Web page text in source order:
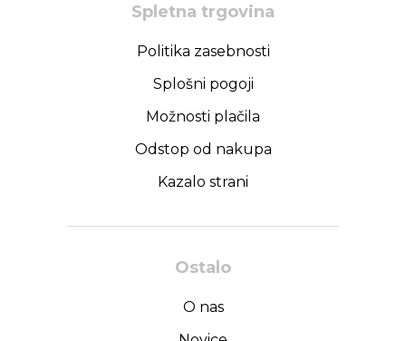
Spletna trgovina
Politika zasebnosti
Splošni pogoji
Možnosti plačila
Odstop od nakupa
Kazalo strani
Ostalo
O nas